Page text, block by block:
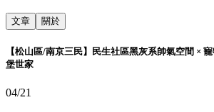
文章 關於
【松山區/南京三民】民生社區黑灰系帥氣空間 ×
堡世家
04/21